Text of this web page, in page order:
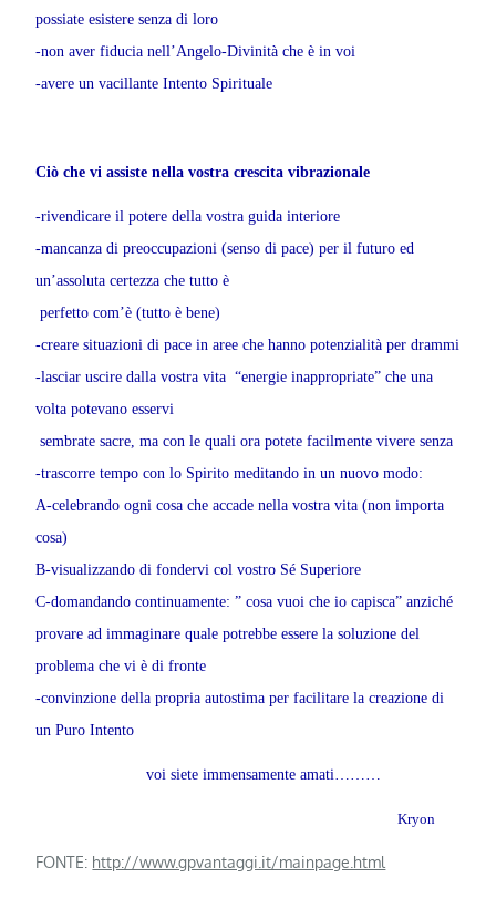
possiate esistere senza di loro
-non aver fiducia nell’Angelo-Divinità che è in voi
-avere un vacillante Intento Spirituale
Ciò che vi assiste nella vostra crescita vibrazionale
-rivendicare il potere della vostra guida interiore
-mancanza di preoccupazioni (senso di pace) per il futuro ed
un’assoluta certezza che tutto è
perfetto com’è (tutto è bene)
-creare situazioni di pace in aree che hanno potenzialità per drammi
-lasciar uscire dalla vostra vita “energie inappropriate” che una
volta potevano esservi
sembrate sacre, ma con le quali ora potete facilmente vivere senza
-trascorre tempo con lo Spirito meditando in un nuovo modo:
A-celebrando ogni cosa che accade nella vostra vita (non importa
cosa)
B-visualizzando di fondervi col vostro Sé Superiore
C-domandando continuamente: ” cosa vuoi che io capisca” anziché
provare ad immaginare quale potrebbe essere la soluzione del
problema che vi è di fronte
-convinzione della propria autostima per facilitare la creazione di
un Puro Intento
voi siete immensamente amati………
Kryon
FONTE: http://www.gpvantaggi.it/mainpage.html